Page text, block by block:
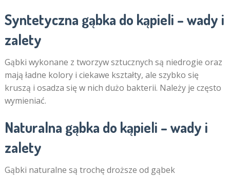
Syntetyczna gąbka do kąpieli – wady i
zalety
Gąbki wykonane z tworzyw sztucznych są niedrogie oraz
mają ładne kolory i ciekawe kształty, ale szybko się
kruszą i osadza się w nich dużo bakterii. Należy je często
wymieniać.
Naturalna gąbka do kąpieli – wady i
zalety
Gąbki naturalne są trochę droższe od gąbek